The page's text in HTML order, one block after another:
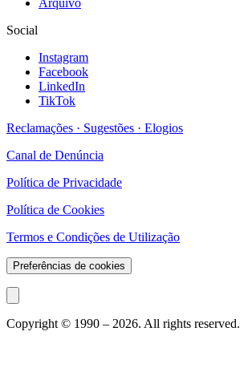
Arquivo
Social
Instagram
Facebook
LinkedIn
TikTok
Reclamações · Sugestões · Elogios
Canal de Denúncia
Política de Privacidade
Política de Cookies
Termos e Condições de Utilização
Preferências de cookies
Copyright © 1990 – 2026. All rights reserved.